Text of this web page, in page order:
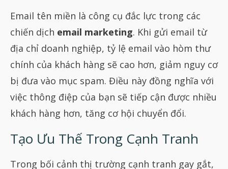
Email tên miền là công cụ đắc lực trong các
chiến dịch email marketing. Khi gửi email từ
địa chỉ doanh nghiệp, tỷ lệ email vào hòm thư
chính của khách hàng sẽ cao hơn, giảm nguy cơ
bị đưa vào mục spam. Điều này đồng nghĩa với
việc thông điệp của bạn sẽ tiếp cận được nhiều
khách hàng hơn, tăng cơ hội chuyển đổi.
Tạo Ưu Thế Trong Cạnh Tranh
Trong bối cảnh thị trường cạnh tranh gay gắt,